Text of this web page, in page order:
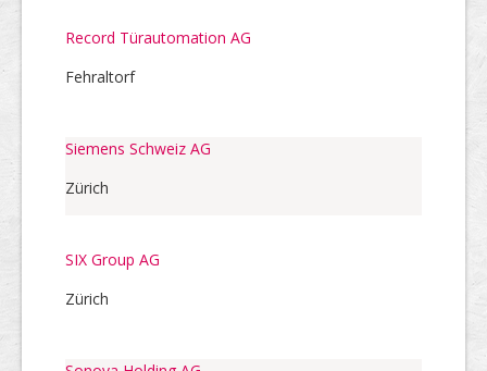
Record Türautomation AG
Fehraltorf
Siemens Schweiz AG
Zürich
SIX Group AG
Zürich